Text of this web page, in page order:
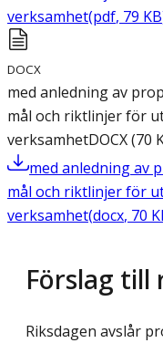
verksamhet(pdf, 79 KB
DOCX
med anledning av
mål och riktlinjer för
verksamhetDOCX(70
med anledning av
mål och riktlinjer för
verksamhet(docx, 70
Förslag till
Riksdagen avslår